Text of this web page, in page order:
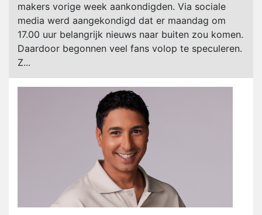
makers vorige week aankondigden. Via sociale
media werd aangekondigd dat er maandag om
17.00 uur belangrijk nieuws naar buiten zou komen.
Daardoor begonnen veel fans volop te speculeren.
Z...